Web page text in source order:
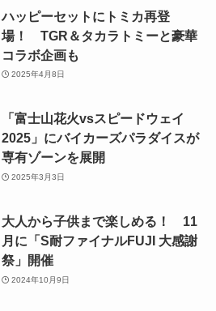
ハッピーセットにトミカ再登
場！ TGR＆タカラトミーと豪華
コラボ企画も
2025年4月8日
「富士山花火vsスピードウェイ
2025」にバイカーズパラダイスが
専有ゾーンを展開
2025年3月3日
大人から子供まで楽しめる！ 11
月に「S耐ファイナルFUJI 大感謝
祭」開催
2024年10月9日